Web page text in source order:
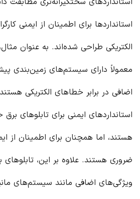
استانداردها برای اطمینان از ایمنی
الکتریکی طراحی شده‌اند. به عنوان
معمولاً دارای سیستم‌های زمین‌بندی
اضافی در برابر خطاهای الکتریکی
استانداردهای ایمنی برای تابلوهای
هستند، اما همچنان برای اطمینان از
ضروری هستند. علاوه بر این،
ویژگی‌های اضافی مانند سیستم‌های